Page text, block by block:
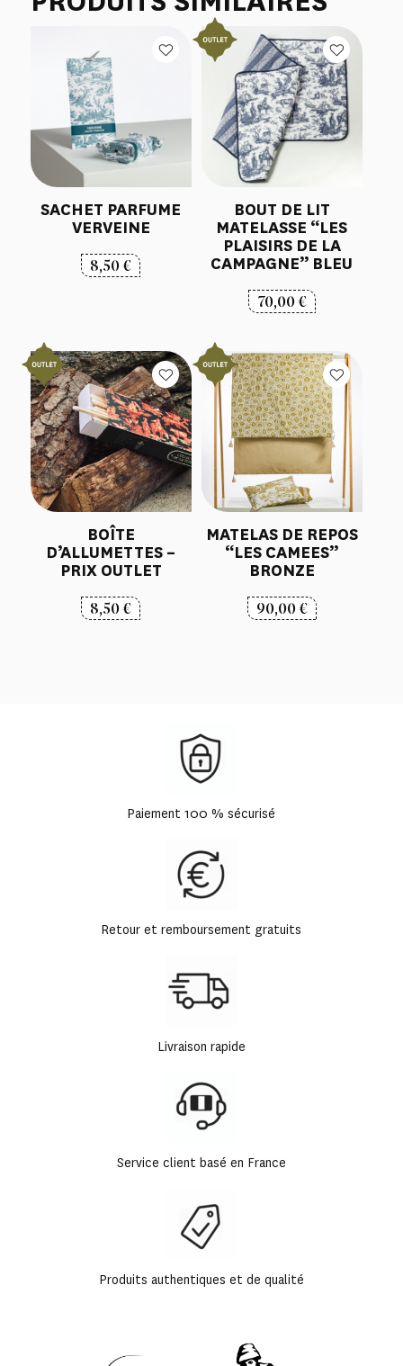
SACHET PARFUME
VERVEINE
8,50€
BOUT DE LIT
MATELASSE “LES
PLAISIRS DE LA
CAMPAGNE” BLEU
70,00€
BOÎTE
D’ALLUMETTES –
PRIX OUTLET
8,50€
MATELAS DE REPOS
“LES CAMEES”
BRONZE
90,00€
Paiement 100 % sécurisé
Retour et remboursement gratuits
Livraison rapide
Service client basé en France
Produits authentiques et de qualité